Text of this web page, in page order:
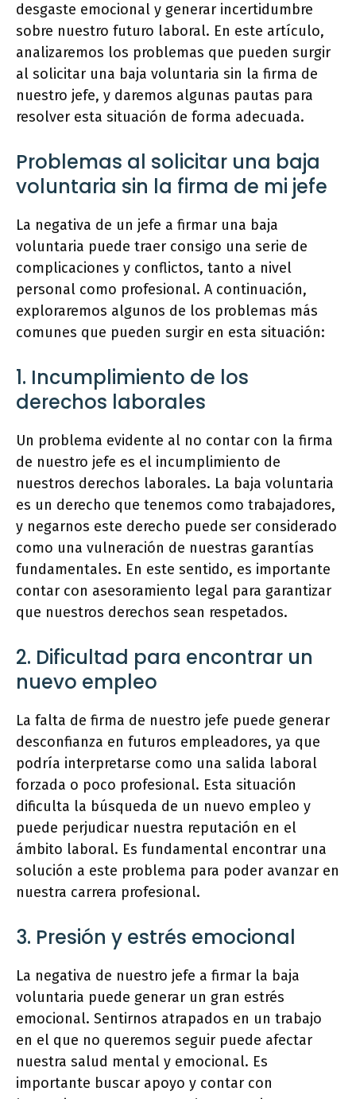
desgaste emocional y generar incertidumbre
sobre nuestro futuro laboral. En este artículo,
analizaremos los problemas que pueden surgir
al solicitar una baja voluntaria sin la firma de
nuestro jefe, y daremos algunas pautas para
resolver esta situación de forma adecuada.
Problemas al solicitar una baja
voluntaria sin la firma de mi jefe
La negativa de un jefe a firmar una baja
voluntaria puede traer consigo una serie de
complicaciones y conflictos, tanto a nivel
personal como profesional. A continuación,
exploraremos algunos de los problemas más
comunes que pueden surgir en esta situación:
1. Incumplimiento de los
derechos laborales
Un problema evidente al no contar con la firma
de nuestro jefe es el incumplimiento de
nuestros derechos laborales. La baja voluntaria
es un derecho que tenemos como trabajadores,
y negarnos este derecho puede ser considerado
como una vulneración de nuestras garantías
fundamentales. En este sentido, es importante
contar con asesoramiento legal para garantizar
que nuestros derechos sean respetados.
2. Dificultad para encontrar un
nuevo empleo
La falta de firma de nuestro jefe puede generar
desconfianza en futuros empleadores, ya que
podría interpretarse como una salida laboral
forzada o poco profesional. Esta situación
dificulta la búsqueda de un nuevo empleo y
puede perjudicar nuestra reputación en el
ámbito laboral. Es fundamental encontrar una
solución a este problema para poder avanzar en
nuestra carrera profesional.
3. Presión y estrés emocional
La negativa de nuestro jefe a firmar la baja
voluntaria puede generar un gran estrés
emocional. Sentirnos atrapados en un trabajo
en el que no queremos seguir puede afectar
nuestra salud mental y emocional. Es
importante buscar apoyo y contar con